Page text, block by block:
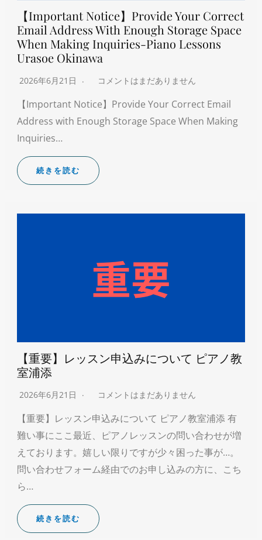
【Important Notice】Provide Your Correct
Email Address With Enough Storage Space
When Making Inquiries-Piano Lessons
Urasoe Okinawa
2026年6月21日 コメントはまだありません
【Important Notice】Provide Your Correct Email
Address with Enough Storage Space When Making
Inquiries…
続きを読む
【重要】レッスン申込みについて ピアノ教
室浦添
2026年6月21日 コメントはまだありません
【重要】レッスン申込みについて ピアノ教室浦添 有
難い事にここ最近、ピアノレッスンの問い合わせが増
えております。嬉しい限りですが少々困った事が…。
問い合わせフォーム経由でのお申し込みの方に、こち
ら…
続きを読む